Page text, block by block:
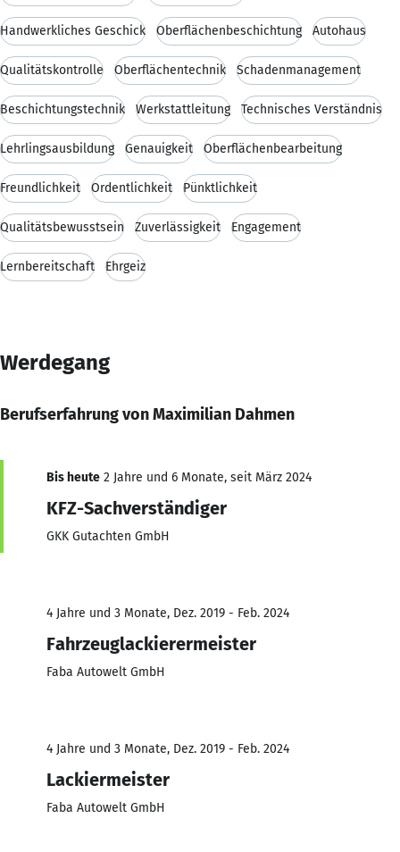
Handwerkliches Geschick Oberflächenbeschichtung Autohaus
Qualitätskontrolle Oberflächentechnik Schadenmanagement
Beschichtungstechnik Werkstattleitung Technisches Verständnis
Lehrlingsausbildung Genauigkeit Oberflächenbearbeitung
Freundlichkeit Ordentlichkeit Pünktlichkeit
Qualitätsbewusstsein Zuverlässigkeit Engagement
Lernbereitschaft Ehrgeiz
Werdegang
Berufserfahrung von Maximilian Dahmen
Bis heute 2 Jahre und 6 Monate, seit März 2024
KFZ-Sachverständiger
GKK Gutachten GmbH
4 Jahre und 3 Monate, Dez. 2019 - Feb. 2024
Fahrzeuglackierermeister
Faba Autowelt GmbH
4 Jahre und 3 Monate, Dez. 2019 - Feb. 2024
Lackiermeister
Faba Autowelt GmbH